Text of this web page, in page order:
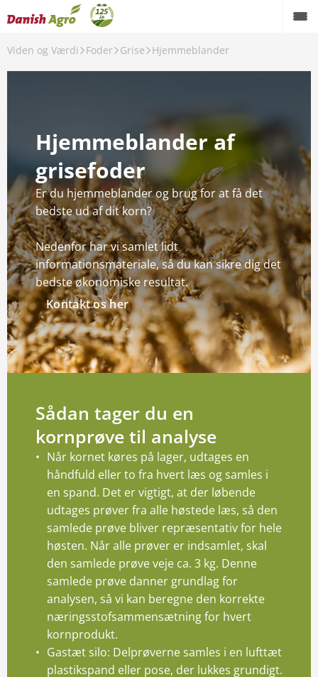
Viden og Værdi Foder Grise Hjemmeblander
Hjemmeblander af
grisefoder
Er du hjemmeblander og brug for at få det
bedste ud af dit korn?
Nedenfor har vi samlet lidt
informationsmateriale, så du kan sikre dig det
bedste økonomiske resultat.
Kontakt os her
Sådan tager du en
kornprøve til analyse
Når kornet køres på lager, udtages en
håndfuld eller to fra hvert læs og samles i
en spand. Det er vigtigt, at der løbende
udtages prøver fra alle høstede læs, så den
samlede prøve bliver repræsentativ for hele
høsten. Når alle prøver er indsamlet, skal
den samlede prøve veje ca. 3 kg. Denne
samlede prøve danner grundlag for
analysen, så vi kan beregne den korrekte
næringsstofsammensætning for hvert
kornprodukt.
Gastæt silo: Delprøverne samles i en lufttæt
plastikspand eller pose, der lukkes grundigt.
Kvæg
Fjerkræ
Medicin
SiloInsite
Spørgsmål og svar
Den Gode Levering
Find afdeling
Se Fødevarestyrelsens smiley-rapporter